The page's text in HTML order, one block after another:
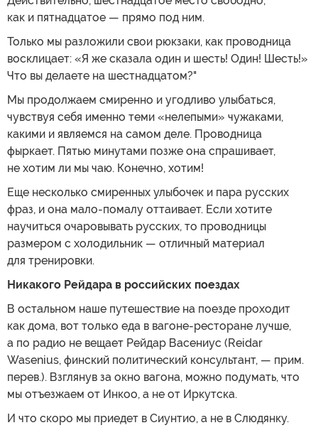
как и пятнадцатое — прямо под ним.
Только мы разложили свои рюкзаки, как проводница
восклицает: «Я же сказала один и шесть! Один! Шесть!»
Что вы делаете на шестнадцатом?"
Мы продолжаем смиренно и угодливо улыбаться,
чувствуя себя именно теми «нелепыми» чужаками,
какими и являемся на самом деле. Проводница
фыркает. Пятью минутами позже она спрашивает,
не хотим ли мы чаю. Конечно, хотим!
Еще несколько смиренных улыбочек и пара русских
фраз, и она мало-помалу оттаивает. Если хотите
научиться очаровывать русских, то проводницы
размером с холодильник — отличный материал
для тренировки.
Никакого Рейдара в российских поездах
В остальном наше путешествие на поезде проходит
как дома, вот только еда в вагоне-ресторане лучше,
а по радио не вещает Рейдар Васениус (Reidar
Wasenius, финский политический консультант, — прим.
перев.). Взглянув за окно вагона, можно подумать, что
мы отъезжаем от Инкоо, а не от Иркутска.
И что скоро мы приедет в Сиунтио, а не в Слюдянку.